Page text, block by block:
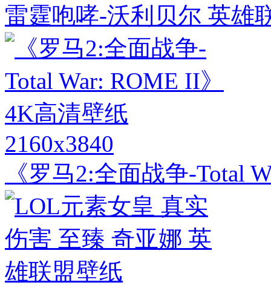
雷霆咆哮-沃利贝尔 英雄
2160x3840
《罗马2:全面战争-Total